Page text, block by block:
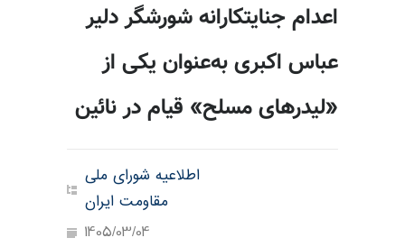
اعدام جنایتکارانه شورشگر دلیر
عباس اکبری به‌عنوان یکی از
«لیدرهای مسلح» قیام در نائین
اطلاعیه شورای ملی
مقاومت ایران
1405/03/04